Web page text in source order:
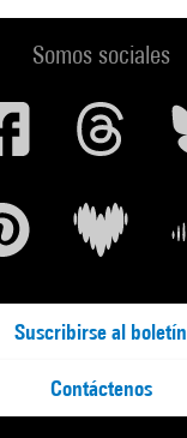
Somos sociales
Suscribirse al boletín
Contáctenos